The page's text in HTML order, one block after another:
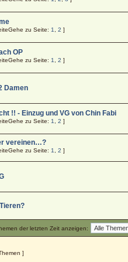
Gehe zu Seite: 1 ,2 ]
OP
Gehe zu Seite: 1 ,2 ]
Damen
!! - Einzug und VG von Chin Fabi
Gehe zu Seite: 1 ,2 ]
vereinen…?
Gehe zu Seite: 1 ,2 ]
der letzten Zeit anzeigen:
]